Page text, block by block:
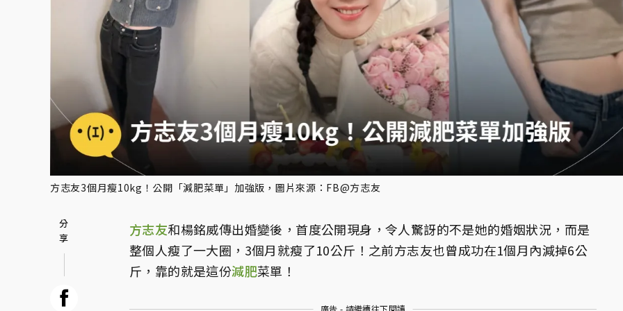
方志友3個月瘦10kg！公開「減肥菜單」加強版，圖片來源：FB@方志友
方志友和楊銘威傳出婚變後，首度公開現身，令人驚訝的不是她的婚姻狀況，而是
整個人瘦了一大圈，3個月就瘦了10公斤！之前方志友也曾成功在1個月內減掉6公
斤，靠的就是這份減肥菜單！
廣告 - 請繼續往下閱讀